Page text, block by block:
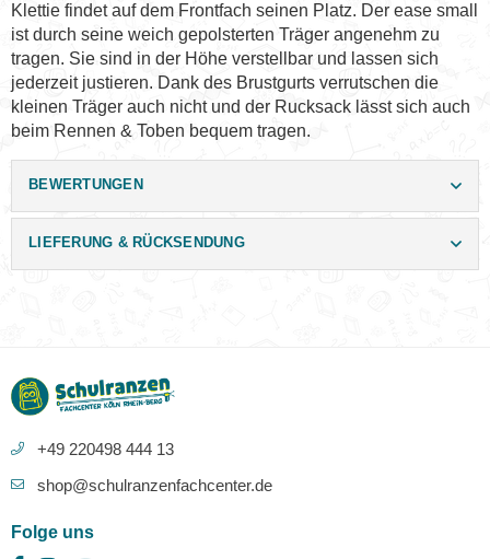
Klettie findet auf dem Frontfach seinen Platz. Der ease small
ist durch seine weich gepolsterten Träger angenehm zu
tragen. Sie sind in der Höhe verstellbar und lassen sich
jederzeit justieren. Dank des Brustgurts verrutschen die
kleinen Träger auch nicht und der Rucksack lässt sich auch
beim Rennen & Toben bequem tragen.
BEWERTUNGEN
LIEFERUNG & RÜCKSENDUNG
+49 220498 444 13
shop@schulranzenfachcenter.de
Folge uns